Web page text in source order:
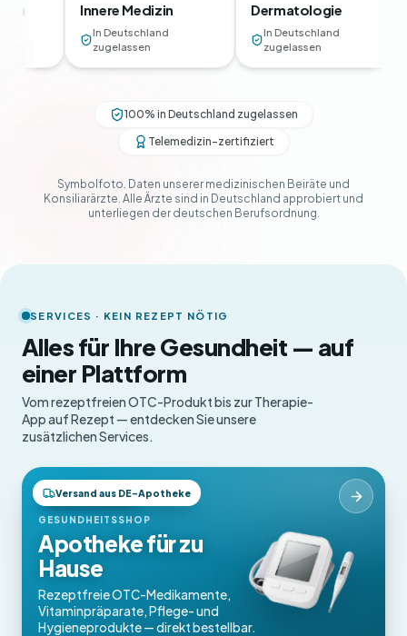
Innere Medizin
In Deutschland
zugelassen
Dermatologie
In Deutschland
zugelassen
100% in Deutschland zugelassen
Telemedizin-zertifiziert
Symbolfoto. Daten unserer medizinischen Beiräte und
Konsiliarärzte. Alle Ärzte sind in Deutschland approbiert und
unterliegen der deutschen Berufsordnung.
SERVICES · KEIN REZEPT NÖTIG
Alles für Ihre Gesundheit — auf
einer Plattform
Vom rezeptfreien OTC-Produkt bis zur Therapie-
App auf Rezept — entdecken Sie unsere
zusätzlichen Services.
Versand aus DE-Apotheke
OTC-Produkte
GESUNDHEITSSHOP
Apotheke für zu
Hause
Rezeptfreie OTC-Medikamente,
Vitaminpräparate, Pflege- und
Hygieneprodukte — direkt bestellbar.